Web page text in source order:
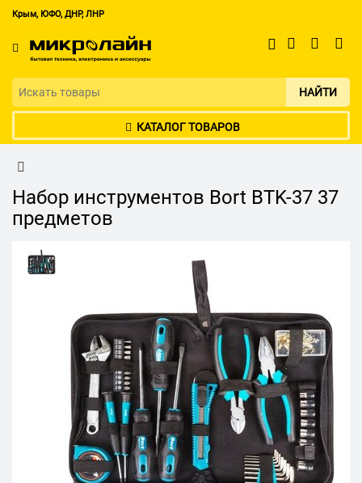
Крым, ЮФО, ДНР, ЛНР
НАЙТИ
КАТАЛОГ ТОВАРОВ
Набор инструментов Bort BTK-37 37
предметов